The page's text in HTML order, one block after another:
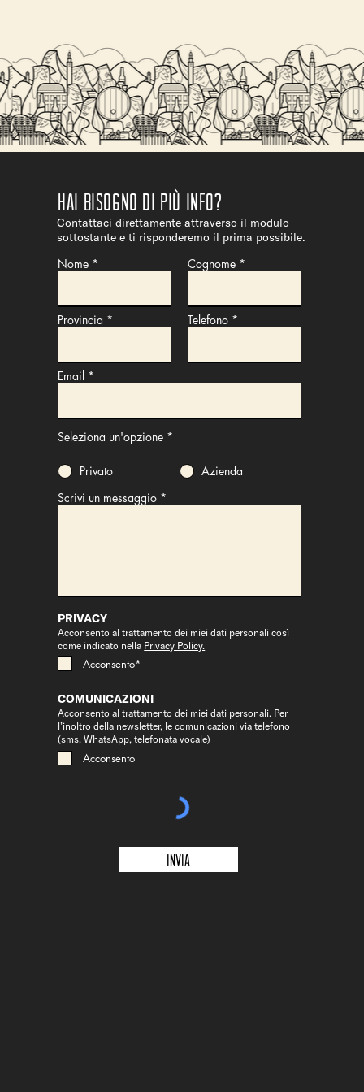
Hai bisogno di più info?
Contattaci direttamente attraverso il modulo
sottostante e ti risponderemo il prima possibile.
Nome
Provincia
Cognome
Telefono
Email
Seleziona un'opzione *
Privato
Azienda
Scrivi un messaggio
PRIVACY
Acconsento al trattamento dei miei dati personali così
come indicato nella Privacy Policy.
Acconsento*
COMUNICAZIONI
Acconsento al trattamento dei miei dati personali. Per
l’inoltro della newsletter, le comunicazioni via telefono
(sms, WhatsApp, telefonata vocale)
Acconsento
Invia